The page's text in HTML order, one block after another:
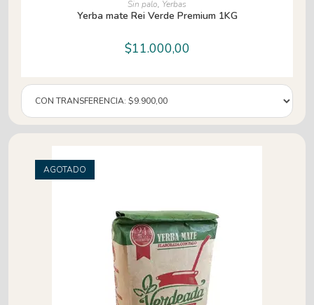
Sin palo, Yerbas
Yerba mate Rei Verde Premium 1KG
$11.000,00
AGOTADO